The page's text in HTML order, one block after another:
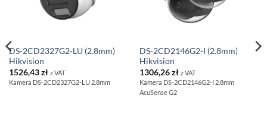
DS-2CD2327G2-LU (2.8mm)
Hikvision
1526,43zł z VAT
Kamera DS-2CD2327G2-LU 2.8mm
DS-2CD2146G2-I (2.8mm)
Hikvision
1306,26zł z VAT
Kamera DS-2CD2146G2-I 2.8mm
AcuSense G2